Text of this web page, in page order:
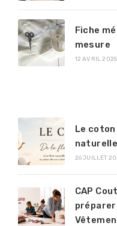
Fiche
mesure
12 AVRIL 2025
Le
26 JUILLET
CAP
préparer